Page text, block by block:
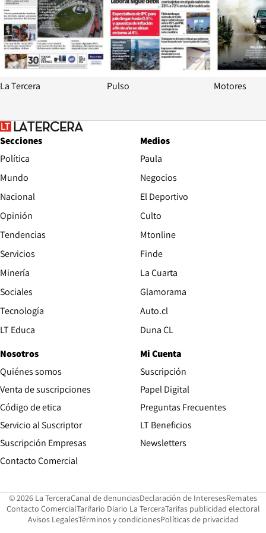
La Tercera Pulso Motores
Secciones
Política
Mundo
Nacional
Opinión
Tendencias
Servicios
Minería
Sociales
Tecnología
LT Educa
Medios
Paula
Negocios
El Deportivo
Culto
Mtonline
Finde
La Cuarta
Glamorama
Auto.cl
Duna CL
Nosotros
Quiénes somos
Venta de suscripciones
Código de etica Opens in new window
Servicio al Suscriptor
Suscripción Empresas
Contacto Comercial
Mi Cuenta
Suscripción
Papel Digital
Preguntas Frecuentes
LT Beneficios
Newsletters
© 2026 La TerceraCanal de denunciasOpens in new window
Declaración de InteresesOpens in
Remates
Contacto ComercialOpens in new window
Tarifario Diario La TerceraOpens in new window
Tarifas publicidad electoral
Avisos LegalesOpens in new window
Términos y condicionesPolíticas de privacidad